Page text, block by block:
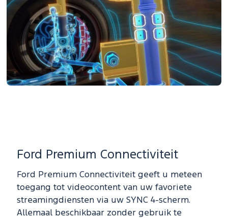
Ford Premium Connectiviteit
Ford Premium Connectiviteit geeft u meteen
toegang tot videocontent van uw favoriete
streamingdiensten via uw SYNC 4-scherm.
Allemaal beschikbaar zonder gebruik te